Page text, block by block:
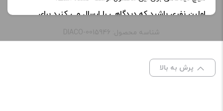
اولین نفری باشید که دیدگاهی را ارسال می کنید برای
“جویس گلس کیک موز خامه | Glas basix Banana
نشانی ایمیل شما منتشر نخواهد شد.
علامت‌گذاری شده‌اند
شناسه محصول: DIACO-0015946
پرش به بالا